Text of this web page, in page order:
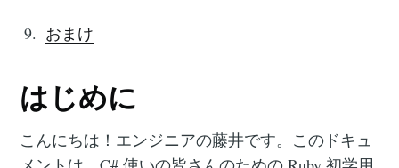
おまけ
はじめに
こんにちは！エンジニアの藤井です。このドキュ